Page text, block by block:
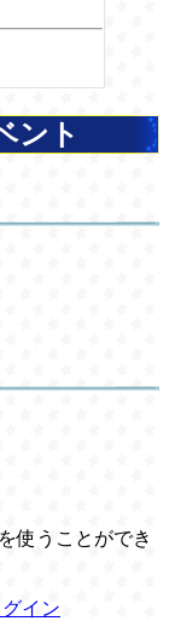
ント
使うことができ
イン